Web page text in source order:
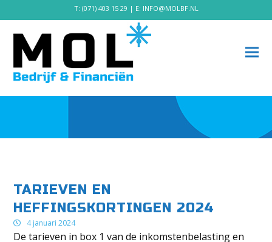
T: (071) 403 15 29 | E: INFO@MOLBF.NL
TARIEVEN EN
HEFFINGSKORTINGEN 2024
4 januari 2024
De tarieven in box 1 van de inkomstenbelasting en